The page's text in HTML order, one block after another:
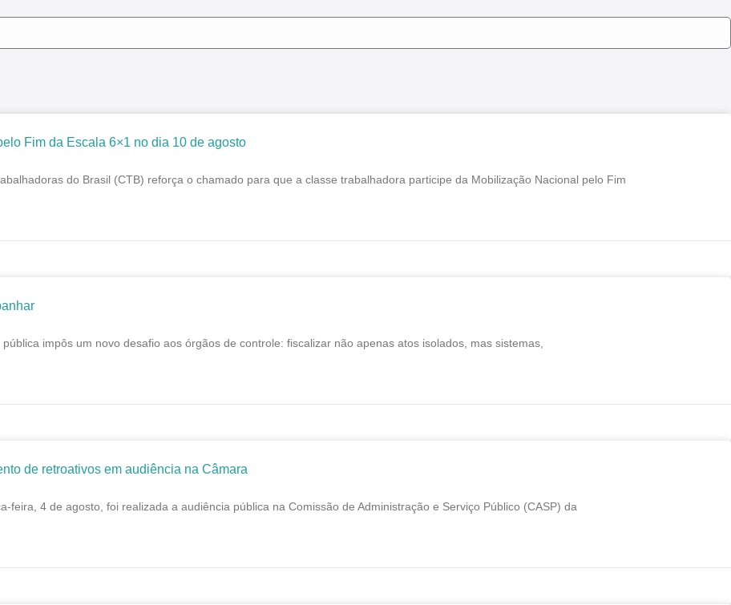
Fim da Escala 6×1 no dia 10 de agosto
do Brasil (CTB) reforça o chamado para que a classe trabalhadora participe da Mobilização Nacional pelo Fim
impôs um novo desafio aos órgãos de controle: fiscalizar não apenas atos isolados, mas sistemas,
de retroativos em audiência na Câmara
feira, 4 de agosto, foi realizada a audiência pública na Comissão de Administração e Serviço Público (CASP) da